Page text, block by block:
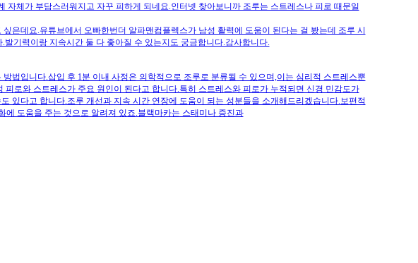
체가 부담스러워지고 자꾸 피하게 되네요.인터넷 찾아보니까 조루는 스트레스나 피로 때문일
은데요.유튜브에서 오빠한번더 알파맨컴플렉스가 남성 활력에 도움이 된다는 걸 봤는데 조루 시
기력이랑 지속시간 둘 다 좋아질 수 있는지도 궁금합니다.감사합니다.
법입니다.삽입 후 1분 이내 사정은 의학적으로 조루로 분류될 수 있으며,이는 심리적 스트레스뿐
로와 스트레스가 주요 원인이 된다고 합니다.특히 스트레스와 피로가 누적되면 신경 민감도가
있다고 합니다.조루 개선과 지속 시간 연장에 도움이 되는 성분들을 소개해드리겠습니다.보편적
도움을 주는 것으로 알려져 있죠.블랙마카는 스태미나 증진과